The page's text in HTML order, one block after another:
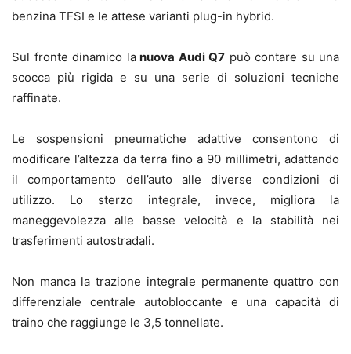
benzina TFSI e le attese varianti plug-in hybrid.
Sul fronte dinamico lanuova Audi Q7 può contare su una
scocca più rigida e su una serie di soluzioni tecniche
raffinate.
Le sospensioni pneumatiche adattive consentono di
modificare l’altezza da terra fino a 90 millimetri, adattando
il comportamento dell’auto alle diverse condizioni di
utilizzo. Lo sterzo integrale, invece, migliora la
maneggevolezza alle basse velocità e la stabilità nei
trasferimenti autostradali.
Non manca la trazione integrale permanente quattro con
differenziale centrale autobloccante e una capacità di
traino che raggiunge le 3,5 tonnellate.